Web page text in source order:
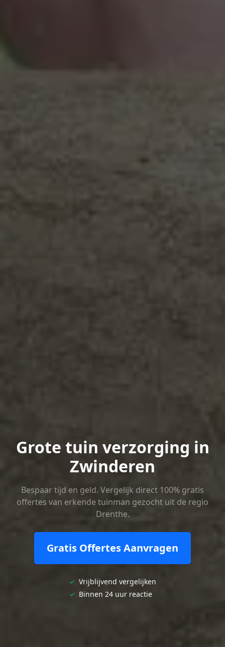
Grote tuin verzorging in
Zwinderen
Bespaar tijd en geld. Vergelijk direct 100% gratis
offertes van erkende tuinman gezocht uit de regio
Drenthe.
Gratis Offertes Aanvragen
✓ Vrijblijvend vergelijken
✓ Binnen 24 uur reactie